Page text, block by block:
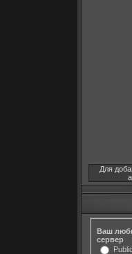
Для
Ваш
сервер
Public